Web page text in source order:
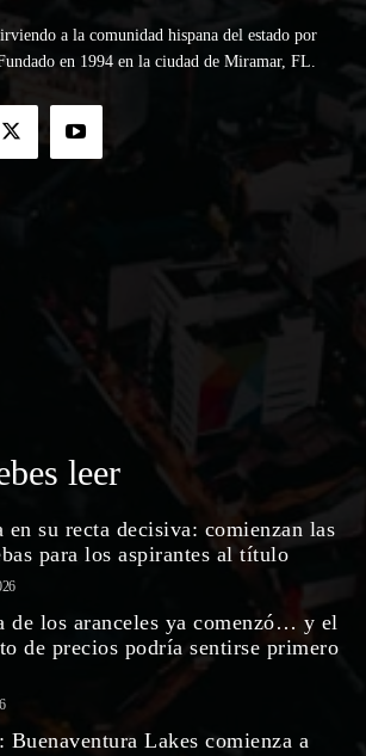
a la comunidad hispana del estado por
en 1994 en la ciudad de Miramar, FL.
leer
en su recta decisiva: comienzan las
para los aspirantes al título
de los aranceles ya comenzó… y el
de precios podría sentirse primero
Lakes comienza a